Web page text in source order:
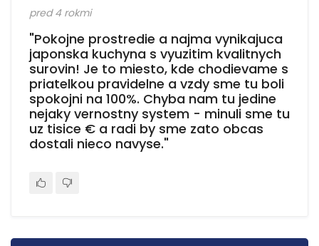
pred 4 rokmi
"Pokojne prostredie a najma vynikajuca
japonska kuchyna s vyuzitim kvalitnych
surovin! Je to miesto, kde chodievame s
priatelkou pravidelne a vzdy sme tu boli
spokojni na 100%. Chyba nam tu jedine
nejaky vernostny system - minuli sme tu
uz tisice € a radi by sme zato obcas
dostali nieco navyse."